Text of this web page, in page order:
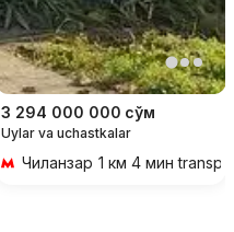
3 294 000 000 сўм
Uylar va uchastkalar
Чиланзар 1 км 4 мин